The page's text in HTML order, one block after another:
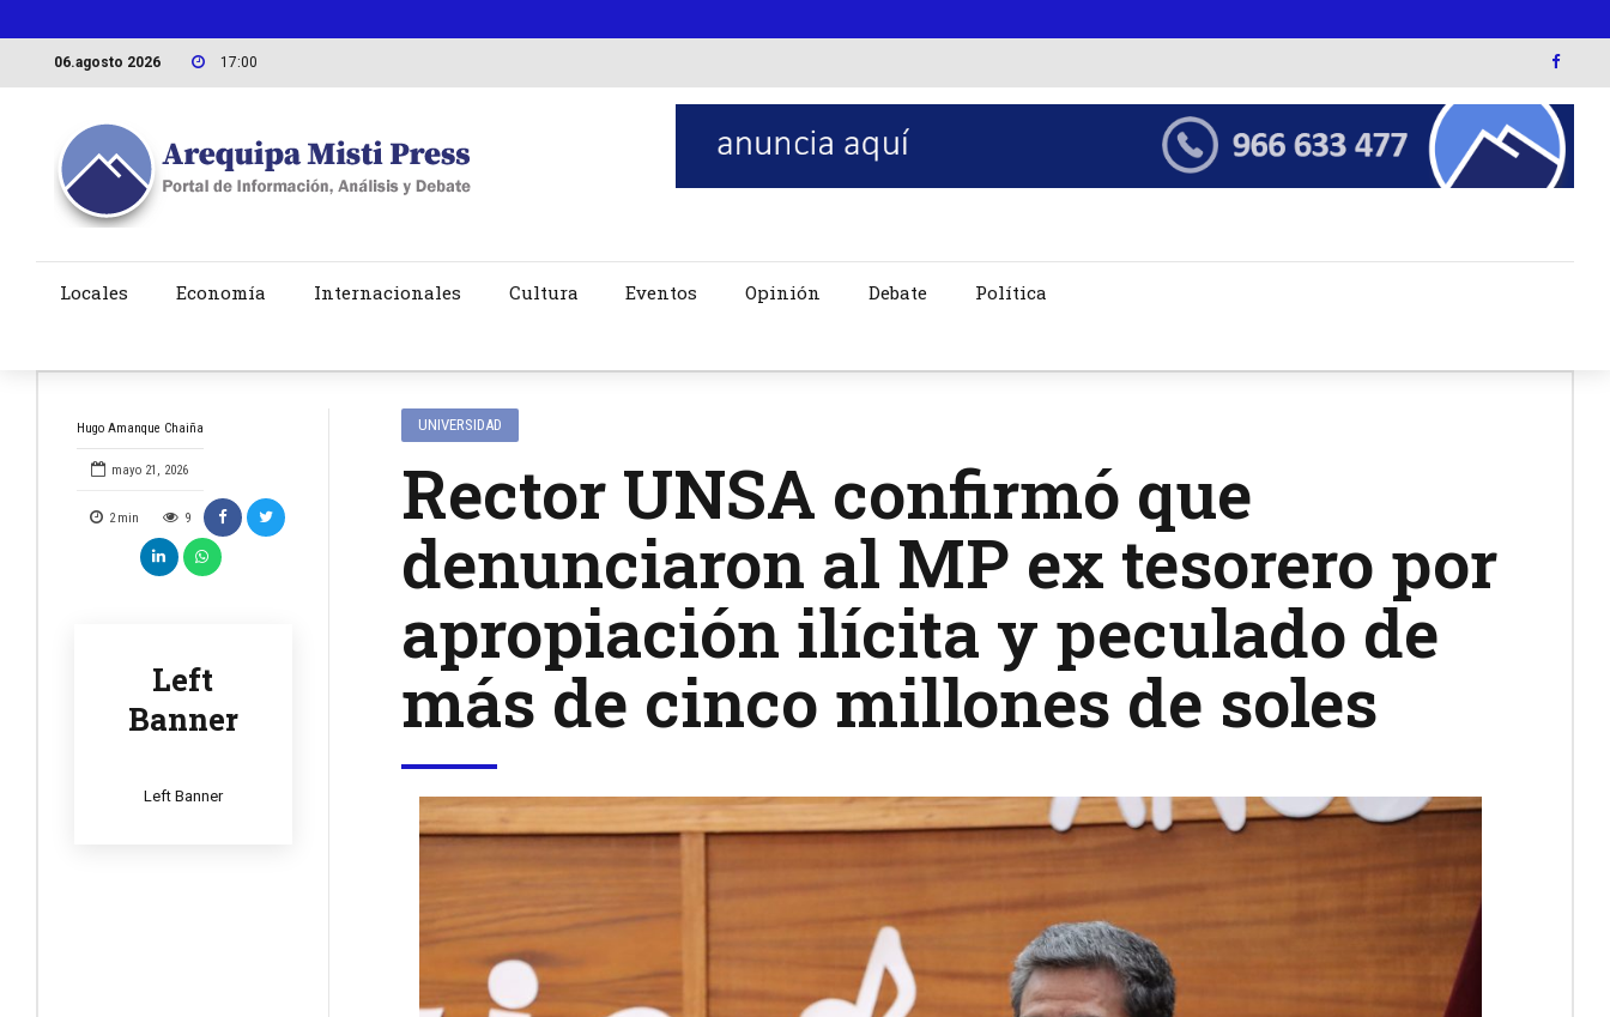
06.agosto 2026 17:00
Locales Economía Internacionales Cultura Eventos Opinión Debate Política
Hugo Amanque Chaiña
mayo 21, 2026
2 min 9
Left
Banner
Left Banner
UNIVERSIDAD
Rector UNSA confirmó que
denunciaron al MP ex tesorero por
apropiación ilícita y peculado de
más de cinco millones de soles